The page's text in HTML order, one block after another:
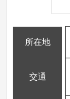
所在地
交通